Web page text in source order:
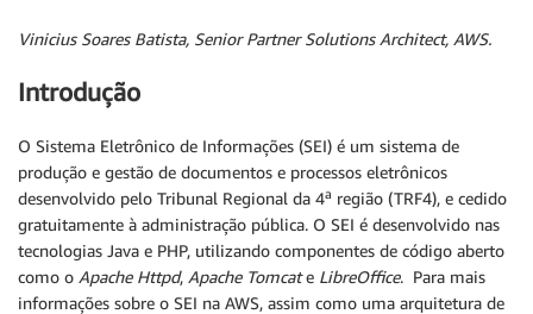
Vinicius Soares Batista, Senior Partner Solutions Architect, AWS.
Introdução
O Sistema Eletrônico de Informações (SEI) é um sistema de
produção e gestão de documentos e processos eletrônicos
desenvolvido pelo Tribunal Regional da 4a região (TRF4), e cedido
gratuitamente à administração pública. O SEI é desenvolvido nas
tecnologias Java e PHP, utilizando componentes de código aberto
como o Apache Httpd, Apache Tomcate LibreOffice. Para mais
informações sobre o SEI na AWS, assim como uma arquitetura de